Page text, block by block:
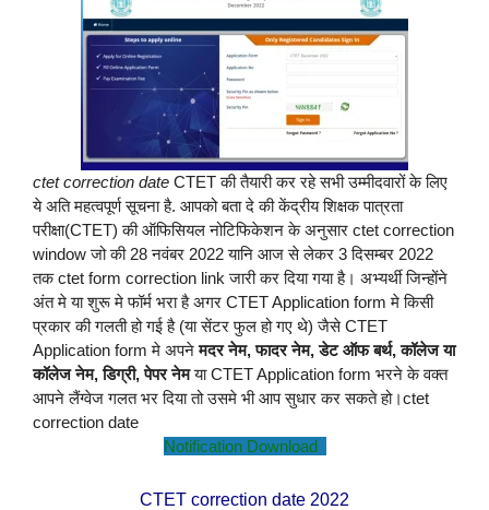
ctet correction date CTET की तैयारी कर रहे सभी उम्मीदवारों के लिए
ये अति महत्वपूर्ण सूचना है. आपको बता दे की केंद्रीय शिक्षक पात्रता
परीक्षा(CTET) की ऑफिसियल नोटिफिकेशन के अनुसार ctet correction
window जो की 28 नवंबर 2022 यानि आज से लेकर 3 दिसम्बर 2022
तक ctet form correction link जारी कर दिया गया है। अभ्यर्थी जिन्होंने
अंत मे या शुरू मे फॉर्म भरा है अगर CTET Application form मे किसी
प्रकार की गलती हो गई है (या सेंटर फुल हो गए थे) जैसे CTET
Application form मे अपनेमदर नेम, फादर नेम, डेट ऑफ बर्थ, कॉलेज या
कॉलेज नेम, डिग्री, पेपर नेमया CTET Application form भरने के वक्त
आपने लैंग्वेज गलत भर दिया तो उसमे भी आप सुधार कर सकते हो।ctet
correction date
Notification Download
CTET correction date 2022